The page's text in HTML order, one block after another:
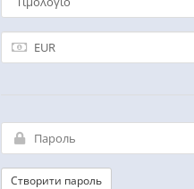
Створити пароль